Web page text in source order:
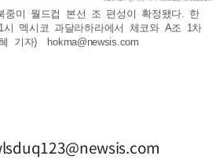
중미 월드컵 본선 조 편성이 확정됐다. 한
멕시코 과달라하라에서 체코와 A조 1차
혜 기자)
hokma@newsis.com